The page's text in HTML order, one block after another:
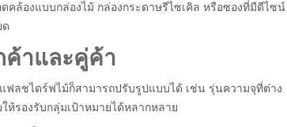
คล้องแบบกล่องไม้ กล่องกระดาษรีไซเคิล หรือซองที่มีดีไซน์
ด
ค้าและคู่ค้า
ลชไดร์ฟไม้ก็สามารถปรับรูปแบบได้ เช่น รุ่นความจุที่ต่าง
รองรับกลุ่มเป้าหมายได้หลากหลาย